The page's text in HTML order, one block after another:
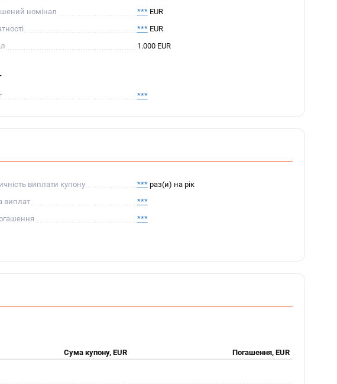
номінал
***EUR
***EUR
1.000 EUR
***
виплати купону *** раз(и) на рік
виплат
***
***
Сума купону, EUR Погашення, EUR